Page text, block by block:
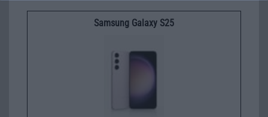
Samsung Galaxy S25